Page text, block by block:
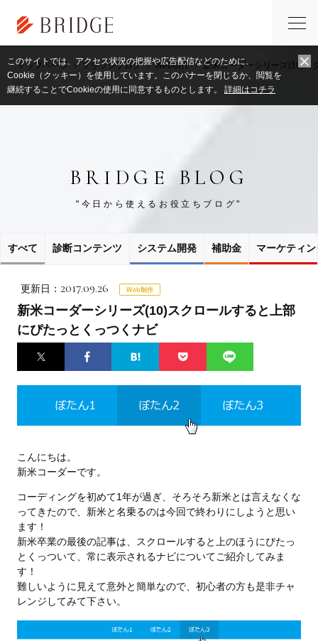
トップページ ブリッジブログ Web制作 新米コーダーシリーズ(10)ス
このサイトでは、アクセス状況の把握や広告配信などのために、
Cookie（クッキー）を使用しています。このバナーを閉じるか、閲覧を
継続することでCookieの使用に同意するものとします。 詳細はコチラ
BRIDGE BLOG
"今日から使えるお役立ちブログ"
すべて 診断コンテンツ システム開発 補助金 マーケティン
更新日： 2017.09.26 Web制作
新米コーダーシリーズ(10)スクロールすると上部
にぴたっとくっつくナビ
こんにちは。
新米コーダーです。
コーディングを初めて1年が過ぎ、そろそろ新米とは言えなくな
ってきたので、新米と名乗るのは今回で終わりにしようと思い
ます！
新米卒業の最後の記事は、スクロールすると上のほうにぴたっ
とくっついて、常に表示されるナビについてご紹介してみま
す！
難しいように見えて意外と簡単なので、初心者の方も是非チャ
レンジしてみて下さい。